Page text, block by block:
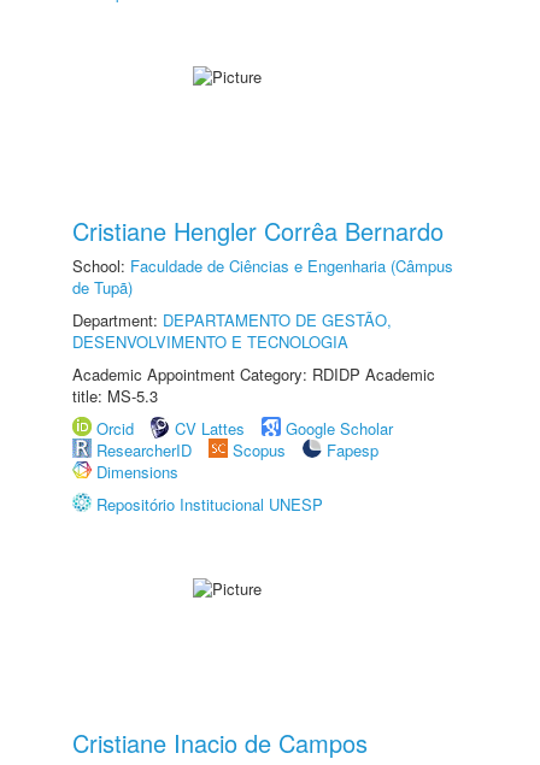
Cristiane Hengler Corrêa Bernardo
School: Faculdade de Ciências e Engenharia (Câmpus
de Tupã)
Department: DEPARTAMENTO DE GESTÃO,
DESENVOLVIMENTO E TECNOLOGIA
Academic Appointment Category: RDIDP Academic
title: MS-5.3
Orcid
CV Lattes
Google Scholar
ResearcherID
Scopus
Fapesp
Dimensions
Repositório Institucional UNESP
Cristiane Inacio de Campos